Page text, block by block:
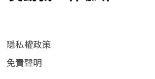
隱私權政策
免責聲明